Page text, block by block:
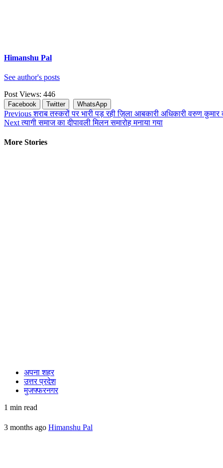
Himanshu Pal
See author's posts
Post Views: 446
Facebook Twitter WhatsApp
Continue
Reading
Previousशराब तस्करों पर भारी पड़ रही ज़िला आबकारी अधिकारी वरुण कुमार
Nextत्यागी समाज का दीपावली मिलन समारोह मनाया गया
More Stories
अपना शहर
उत्तर प्रदेश
मुजफ्फरनगर
1 min read
3 months ago Himanshu Pal